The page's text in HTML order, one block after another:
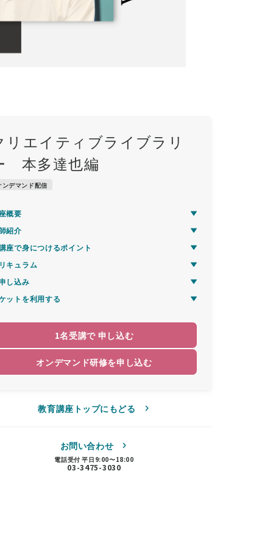
リエイティブライブラリ
本多達也編
ンデマンド配信
概要
紹介
座で身につけるポイント
キュラム
し込み
ットを利用する
1名受講で 申し込む
オンデマンド研修を申し込む
教育講座トップにもどる
お問い合わせ
電話受付 平日9:00〜18:00
03-3475-3030